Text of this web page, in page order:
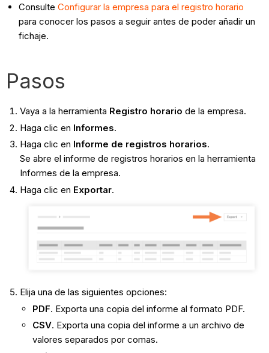
ConsulteConfigurar la empresa para el registro horario
para conocer los pasos a seguir antes de poder añadir un
fichaje.
Pasos
Vaya a la herramienta Registro horario de la empresa.
Haga clic en Informes.
Haga clic en Informe de registros horarios.
Se abre el informe de registros horarios en la herramienta
Informes de la empresa.
Haga clic en Exportar.
Elija una de las siguientes opciones:
PDF. Exporta una copia del informe al formato PDF.
CSV. Exporta una copia del informe a un archivo de
valores separados por comas.